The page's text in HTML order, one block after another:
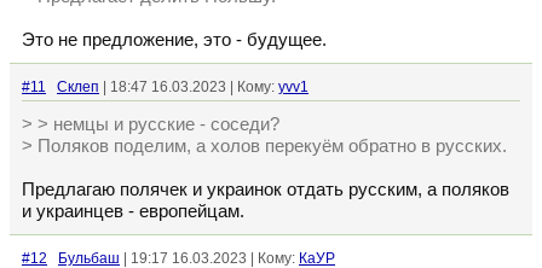
Это не предложение, это - будущее.
#11 Склеп | 18:47 16.03.2023 | Кому: yvv1
> > немцы и русские - соседи?
> Поляков поделим, а холов перекуём обратно в русских.
Предлагаю полячек и украинок отдать русским, а поляков
и украинцев - европейцам.
#12 Бульбаш | 19:17 16.03.2023 | Кому: КаУР